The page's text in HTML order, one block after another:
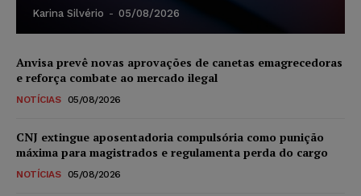
Karina Silvério - 05/08/2026
Anvisa prevê novas aprovações de canetas emagrecedoras
e reforça combate ao mercado ilegal
NOTÍCIAS 05/08/2026
CNJ extingue aposentadoria compulsória como punição
máxima para magistrados e regulamenta perda do cargo
NOTÍCIAS 05/08/2026